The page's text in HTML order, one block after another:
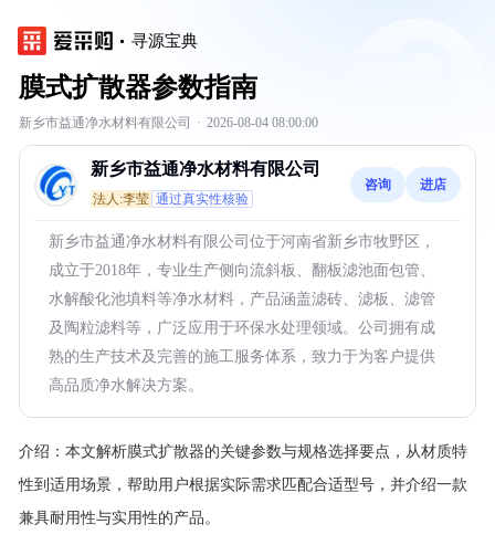
寻源宝典
膜式扩散器参数指南
新乡市益通净水材料有限公司 · 2026-08-04 08:00:00
新乡市益通净水材料有限公司
法人:李莹 通过真实性核验
咨询 进店
新乡市益通净水材料有限公司位于河南省新乡市牧野区，
成立于2018年，专业生产侧向流斜板、翻板滤池面包管、
水解酸化池填料等净水材料，产品涵盖滤砖、滤板、滤管
及陶粒滤料等，广泛应用于环保水处理领域。公司拥有成
熟的生产技术及完善的施工服务体系，致力于为客户提供
高品质净水解决方案。
介绍： 本文解析膜式扩散器的关键参数与规格选择要点，从材质特
性到适用场景，帮助用户根据实际需求匹配合适型号，并介绍一款
兼具耐用性与实用性的产品。